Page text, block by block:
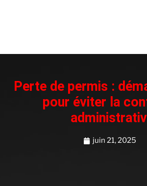
Perte de permis :
pour éviter la
juin 21, 2025